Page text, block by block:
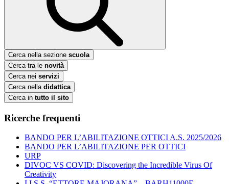
Cerca nella sezione scuola
Cerca tra le novità
Cerca nei servizi
Cerca nella didattica
Cerca in tutto il sito
Ricerche frequenti
BANDO PER L’ABILITAZIONE OTTICI A.S. 2025/2026
BANDO PER L’ABILITAZIONE PER OTTICI
URP
DIVOC VS COVID: Discovering the Incredible Virus Of
Creativity